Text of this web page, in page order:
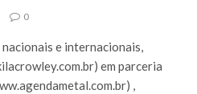
0
e internacionais,
em parceria
,